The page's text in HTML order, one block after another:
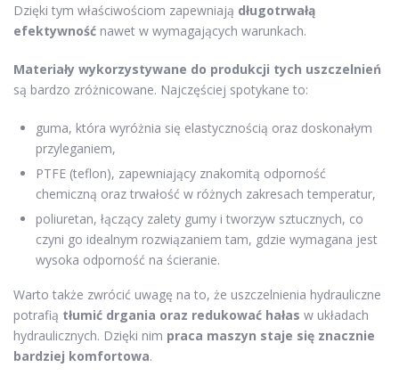
Dzięki tym właściwościom zapewniają długotrwałą
efektywność nawet w wymagających warunkach.
Materiały wykorzystywane do produkcji tych uszczelnień
są bardzo zróżnicowane. Najczęściej spotykane to:
guma, która wyróżnia się elastycznością oraz doskonałym
przyleganiem,
PTFE (teflon), zapewniający znakomitą odporność
chemiczną oraz trwałość w różnych zakresach temperatur,
poliuretan, łączący zalety gumy i tworzyw sztucznych, co
czyni go idealnym rozwiązaniem tam, gdzie wymagana jest
wysoka odporność na ścieranie.
Warto także zwrócić uwagę na to, że uszczelnienia hydrauliczne
potrafią tłumić drgania oraz redukować hałas w układach
hydraulicznych. Dzięki nim praca maszyn staje się znacznie
bardziej komfortowa.